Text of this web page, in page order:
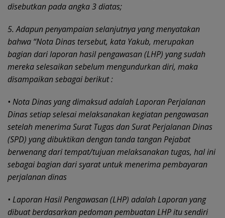
disebutkan pada angka 3 diatas;
5. Adapun penyampaian selanjutnya yang menyatakan
bahwa “Nota Dinas tersebut, kata Yakub, merupakan
bagian dari laporan hasil pengawasan (LHP) yang sudah
mereka selesaikan sebelum mengundurkan diri, maka
disampaikan sebagai berikut :
• Nota Dinas yang dimaksud adalah Laporan Perjalanan
Dinas setiap selesai melaksanakan kegiatan pengawasan
setelah menerima Surat Tugas dan Surat Perjalanan Dinas
(SPD) yang dibuktikan dengan tanda tangan Pejabat
berwenang dari tempat/tujuan melaksanakan tugas, hal ini
sebagai bagian dari syarat untukmenerima pembayaran
perjalanan dinas
• Laporan Hasil Pengawasan (LHP) adalah Laporan yang
dibuat berdasarkan pedoman pembuatan LHP itu sendiri